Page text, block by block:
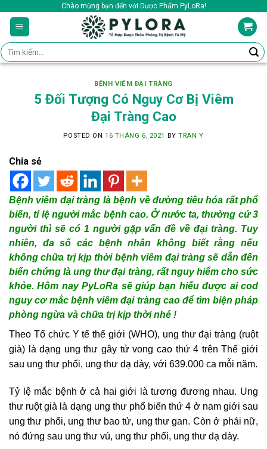
content
Chào mừng bạn đến với Dược Phẩm PyLoRa!
Tìm
kiếm:
BỆNH VIÊM ĐẠI TRÀNG
5 Đối Tượng Có Nguy Cơ Bị Viêm
Đại Tràng Cao
POSTED ON 16 THÁNG 6, 2021 BYTRAN Y
Chia sẻ
Bệnh viêm đại tràng là bệnh về đường tiêu hóa rất phổ
biến, tỉ lệ người mắc bệnh cao. Ở nước ta, thường cứ 3
người thì sẽ có 1 người gặp vấn đề về đại tràng. Tuy
nhiên, đa số các bệnh nhân không biết rằng nếu
không chữa trị kịp thời bệnh viêm đại tràng sẽ dẫn đến
biến chứng là ung thư đại tràng, rất nguy hiểm cho sức
khỏe. Hôm nay PyLoRa sẽ giúp bạn hiểu được ai cod
nguy cơ mắc bệnh viêm đại tràng cao để tìm biện pháp
phòng ngừa và chữa trị kịp thời nhé !
Theo Tổ chức Y tế thế giới (WHO), ung thư đại tràng (ruột
già) là dạng ung thư gây tử vong cao thứ 4 trên Thế giới
sau ung thư phổi, ung thư dạ dày, với 639.000 ca mỗi năm.
Tỷ lệ mắc bệnh ở cả hai giới là tương đương nhau. Ung
thư ruột già là dạng ung thư phổ biến thứ 4 ở nam giới sau
ung thư phổi, ung thư bao tử, ung thư gan. Còn ở phái nữ,
nó đứng sau ung thư vú, ung thư phổi, ung thư dạ dày.